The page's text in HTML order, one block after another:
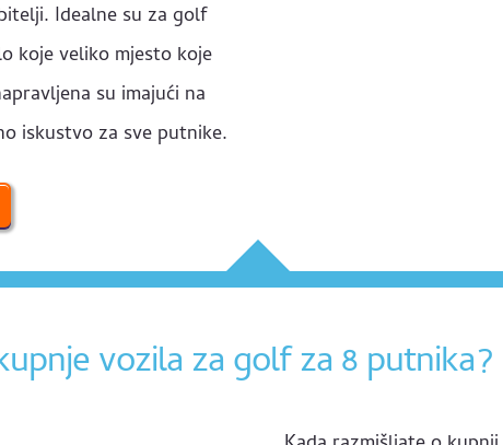
Idealne su za golf
koje veliko mjesto koje
su imajući na
iskustvo za sve putnike.
vozila za golf za 8 putnika?